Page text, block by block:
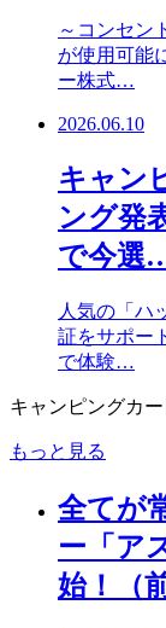
～コンセン
が使用可能
ー株式…
2026.06.10
キャン
ング発
で今選
人気の「ハ
証をサポー
で体験…
キャンピングカ
もっと見る
全てが
ー「ア
始！（